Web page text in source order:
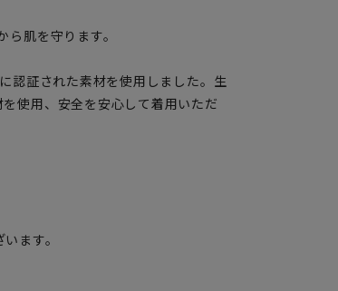
肌を守ります。
認証された素材を使用しました。生
使用、安全を安心して着用いただ
ます。